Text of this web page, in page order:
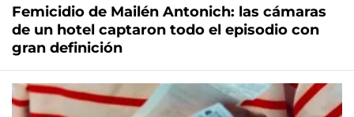
Femicidio de Mailén Antonich: las cámaras
de un hotel captaron todo el episodio con
gran definición